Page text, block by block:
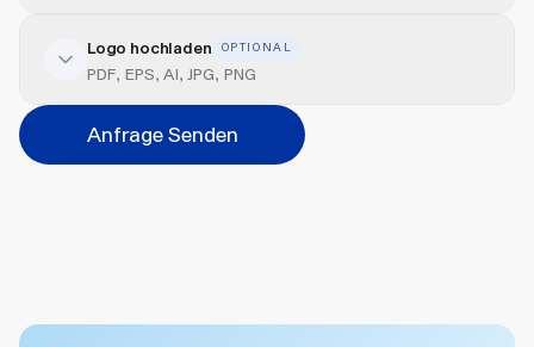
Veredelung hinzufügen
Position
Bitte wählen...
Logo hochladen OPTIONAL
PDF, EPS, AI, JPG, PNG
Anfrage Senden